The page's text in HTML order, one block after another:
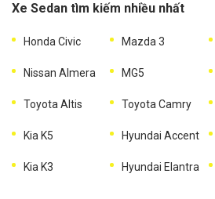
Xe Sedan tìm kiếm nhiều nhất
Honda Civic Mazda 3
Nissan Almera MG5
Toyota Altis Toyota Camry
Kia K5 Hyundai Accent
Kia K3 Hyundai Elantra